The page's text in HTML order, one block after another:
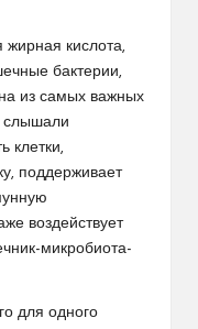
жирная кислота,
бактерии,
из самых важных
слышали
клетки,
поддерживает
воздействует
микробиота-
для одного